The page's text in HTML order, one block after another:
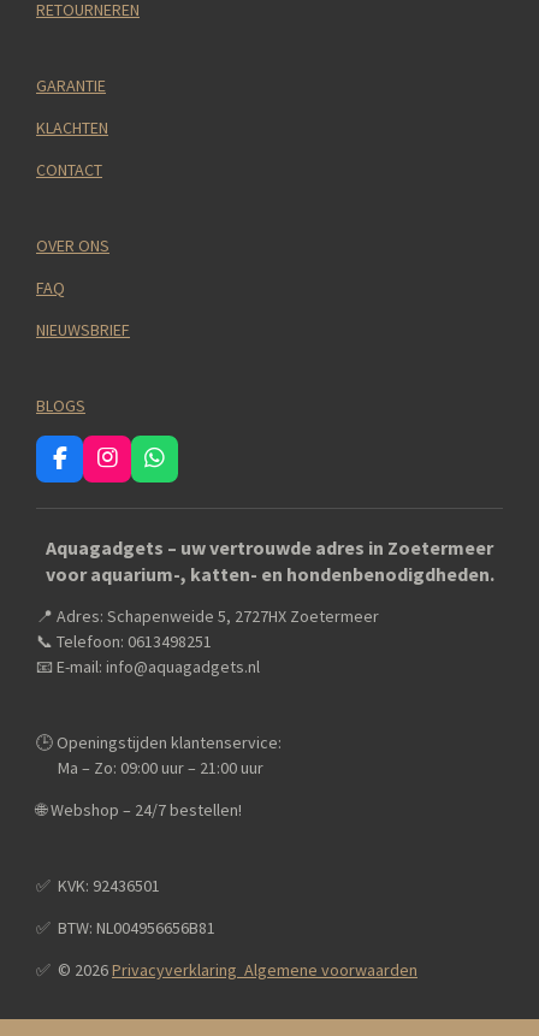
RETOURNEREN
GARANTIE
KLACHTEN
CONTACT
OVER ONS
FAQ
NIEUWSBRIEF
BLOGS
F
a
c
b
o
k
I
n
s
a
g
a
m
W
h
a
s
A
p
Aquagadgets – uw vertrouwde adres in Zoetermeer
voor aquarium-, katten- en hondenbenodigdheden.
📍 Adres: Schapenweide 5, 2727HX Zoetermeer
📞 Telefoon: 0613498251
📧 E-mail: info@aquagadgets.nl
🕒 Openingstijden klantenservice:
Ma – Zo: 09:00 uur – 21:00 uur
🌐 Webshop – 24/7 bestellen!
✅️ KVK: 92436501
✅️ BTW: NL004956656B81
✅️ © 2026Privacyverklaring Algemene voorwaarden